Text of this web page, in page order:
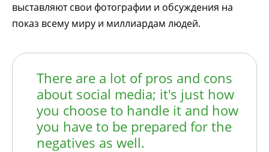
выставляют свои фотографии и обсуждения на
показ всему миру и миллиардам людей.
There are a lot of pros and cons
about social media; it's just how
you choose to handle it and how
you have to be prepared for the
negatives as well.